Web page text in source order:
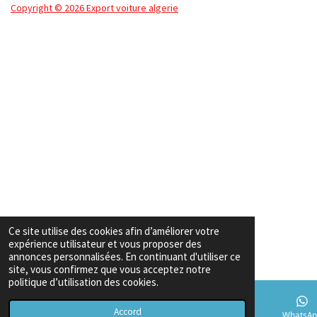
Ce site utilise des cookies afin d’améliorer votre
expérience utilisateur et vous proposer des
annonces personnalisées. En continuant d'utiliser ce
site, vous confirmez que vous acceptez notre
politique d’utilisation des cookies.
Accord
Copyright© 2026 Export voiture algerie